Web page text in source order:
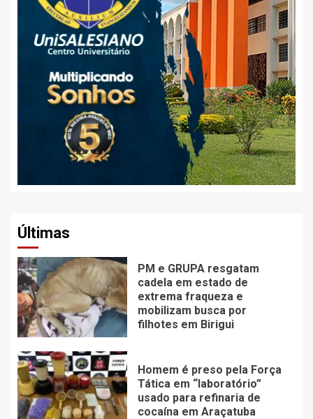
Últimas
PM e GRUPA resgatam
cadela em estado de
extrema fraqueza e
mobilizam busca por
filhotes em Birigui
Homem é preso pela Força
Tática em “laboratório”
usado para refinaria de
cocaína em Araçatuba